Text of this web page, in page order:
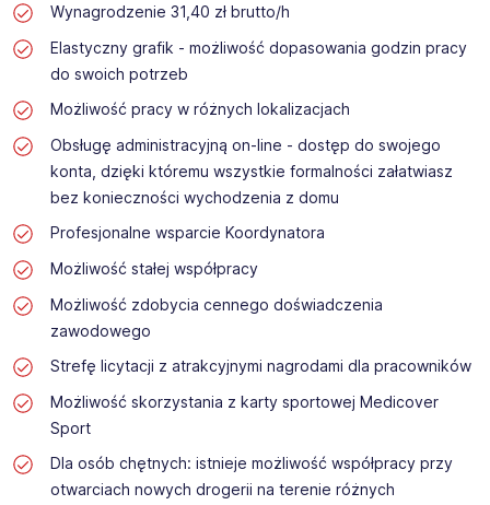
Wynagrodzenie 31,40 zł brutto/h
Elastyczny grafik - możliwość dopasowania godzin pracy
do swoich potrzeb
Możliwość pracy w różnych lokalizacjach
Obsługę administracyjną on-line - dostęp do swojego
konta, dzięki któremu wszystkie formalności załatwiasz
bez konieczności wychodzenia z domu
Profesjonalne wsparcie Koordynatora
Możliwość stałej współpracy
Możliwość zdobycia cennego doświadczenia
zawodowego
Strefę licytacji z atrakcyjnymi nagrodami dla pracowników
Możliwość skorzystania z karty sportowej Medicover
Sport
Dla osób chętnych: istnieje możliwość współpracy przy
otwarciach nowych drogerii na terenie różnych